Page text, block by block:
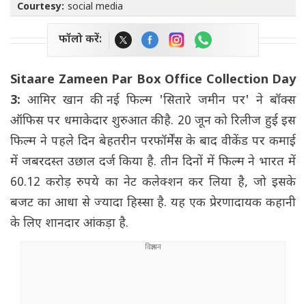
Courtesy: social media
फॉलो करें:
Sitaare Zameen Par Box Office Collection Day
3: आमिर खान की नई फिल्म 'सितारे जमीन पर' ने बॉक्स
ऑफिस पर धमाकेदार शुरुआत की है. 20 जून को रिलीज हुई इस
फिल्म ने पहले दिन बेहतरीन परफॉर्मेंस के बाद वीकेंड पर कमाई
में जबरदस्त उछाल दर्ज किया है. तीन दिनों में फिल्म ने भारत में
60.12 करोड़ रुपये का नेट कलेक्शन कर लिया है, जो इसके
बजट का आधा से ज्यादा हिस्सा है. यह एक प्रेरणादायक कहानी
के लिए शानदार आंकड़ा है.